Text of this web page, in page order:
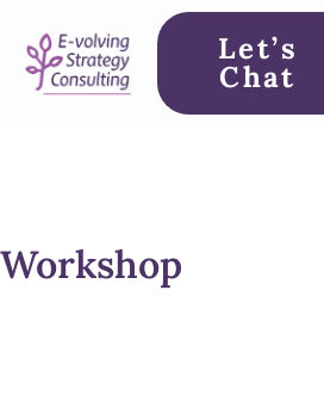
Let’s
Chat
Workshop